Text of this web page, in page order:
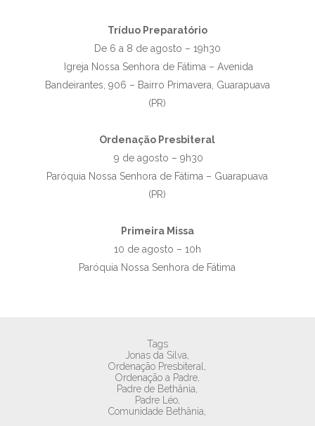
Tríduo Preparatório
De 6 a 8 de agosto – 19h30
Igreja Nossa Senhora de Fátima – Avenida
Bandeirantes, 906 – Bairro Primavera, Guarapuava
(PR)
Ordenação Presbiteral
9 de agosto – 9h30
Paróquia Nossa Senhora de Fátima – Guarapuava
(PR)
Primeira Missa
10 de agosto – 10h
Paróquia Nossa Senhora de Fátima
Tags
Jonas da Silva,
Ordenação Presbiteral,
Ordenação a Padre,
Padre de Bethânia,
Padre Léo,
Comunidade Bethânia,